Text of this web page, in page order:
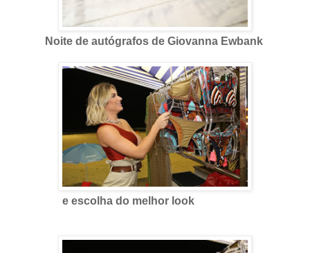
Noite de autógrafos de Giovanna Ewbank
e escolha do melhor look